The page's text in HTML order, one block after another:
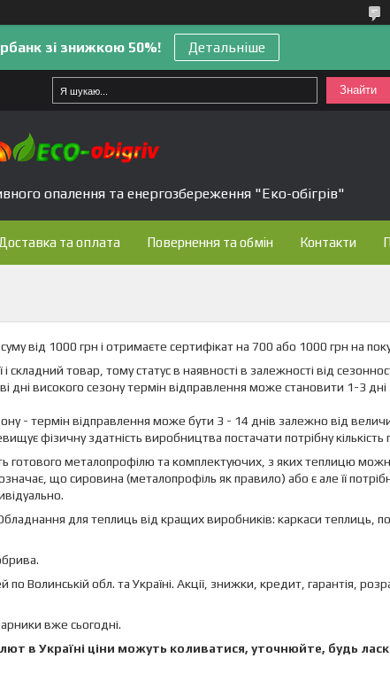
зі знижкою 50%! Детальніше
Знайти
опалення та енергозбереження "Еко-обігрів"
Доставка та оплата Повернення та обмін Контакти
від 1000 грн і отримаєте сертифікат на 700 або 1000 грн на
складний товар, тому статус в наявності в залежності від
дні високого сезону термін відправлення може становити 1-3
- термін відправлення може бути 3 - 14 днів залежно від
фізичну здатність виробництва постачати потрібну кількість
готового металопрофілю та комплектуючих, з яких теплицю
що сировина (металопрофіль як правило) або є але її
для теплиць від кращих виробників: каркаси теплиць,
Волинській обл. та Україні. Акції, знижки, кредит, гарантія,
вже сьогодні.
в Україні ціни можуть коливатися, уточнюйте, будь